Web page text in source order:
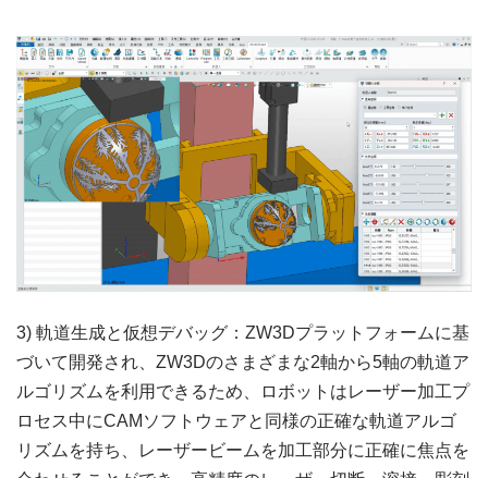
3) 軌道生成と仮想デバッグ：ZW3Dプラットフォームに基
づいて開発され、ZW3Dのさまざまな2軸から5軸の軌道ア
ルゴリズムを利用できるため、ロボットはレーザー加工プ
ロセス中にCAMソフトウェアと同様の正確な軌道アルゴ
リズムを持ち、レーザービームを加工部分に正確に焦点を